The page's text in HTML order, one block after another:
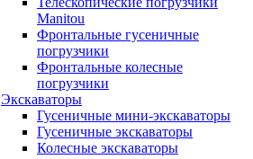
Manitou
Фронтальные гусеничные
погрузчики
Фронтальные колесные
погрузчики
Экскаваторы
Гусеничные мини-экскаваторы
Гусеничные экскаваторы
Колесные экскаваторы